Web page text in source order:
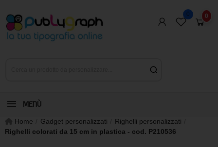
0 0
MENÙ
Home Gadget personalizzati
Righelli personalizzati
Righelli colorati da 15 cm in plastica - cod. P210536